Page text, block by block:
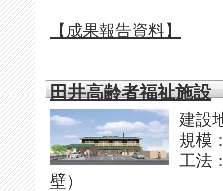
【成果報告資料】
田井高齢者福祉施設
建設
規模
工法
壁）